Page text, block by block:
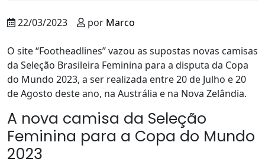
22/03/2023 por Marco
O site “Footheadlines” vazou as supostas novas camisas
da Seleção Brasileira Feminina para a disputa da Copa
do Mundo 2023, a ser realizada entre 20 de Julho e 20
de Agosto deste ano, na Austrália e na Nova Zelândia.
A nova camisa da Seleção
Feminina para a Copa do Mundo
2023